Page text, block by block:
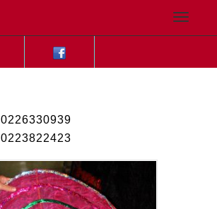
0226330939
0223822423